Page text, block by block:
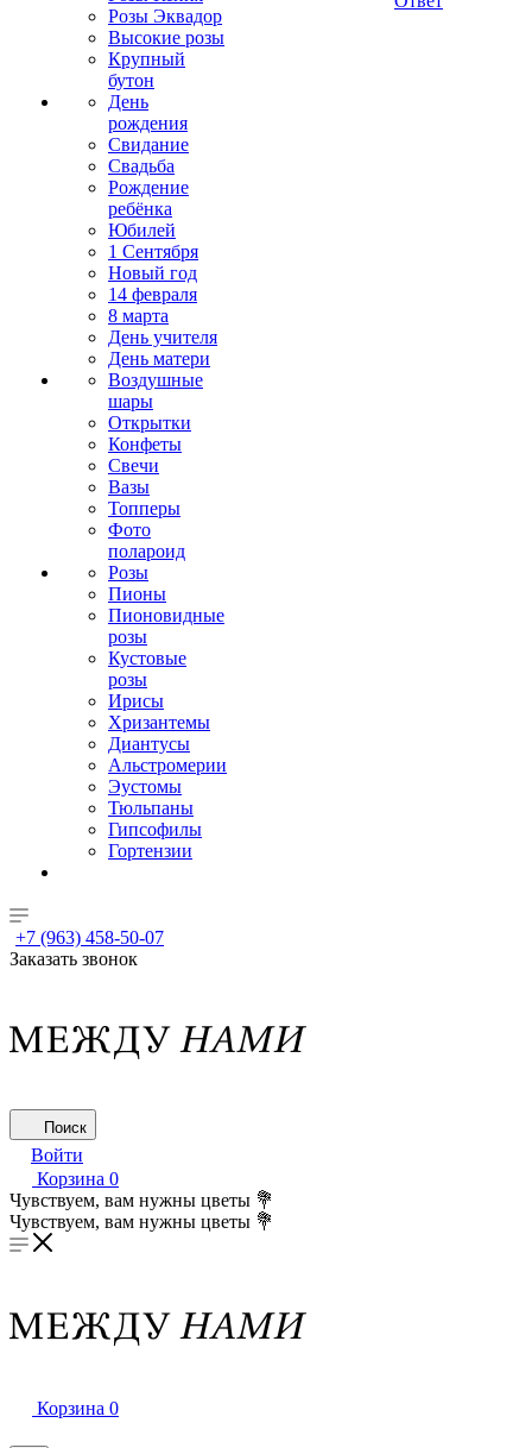
Розы Эквадор
Высокие розы
Крупный
бутон
День
рождения
Свидание
Свадьба
Рождение
ребёнка
Юбилей
1 Сентября
Новый год
14 февраля
8 марта
День учителя
День матери
Воздушные
шары
Открытки
Конфеты
Свечи
Вазы
Топперы
Фото
полароид
Розы
Пионы
Пионовидные
розы
Кустовые
розы
Ирисы
Хризантемы
Диантусы
Альстромерии
Эустомы
Тюльпаны
Гипсофилы
Гортензии
+7 (963) 458-50-07
Заказать звонок
Поиск
Войти
Корзина 0
Чувствуем, вам нужны цветы 💐
Чувствуем, вам нужны цветы 💐
Корзина 0